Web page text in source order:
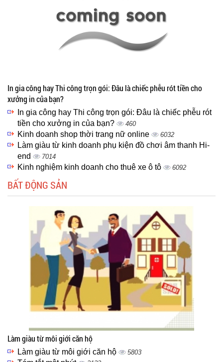
In gia công hay Thi công trọn gói: Đâu là chiếc phễu rót tiền cho
xưởng in của bạn?
In gia công hay Thi công trọn gói: Đâu là chiếc phễu rót
tiền cho xưởng in của bạn?
460
Kinh doanh shop thời trang nữ online 6032
Làm giàu từ kinh doanh phụ kiện đồ chơi âm thanh Hi-
end
7014
Kinh nghiệm kinh doanh cho thuê xe ô tô 6092
BẤT ĐỘNG SẢN
Làm giàu từ môi giới căn hộ
Làm giàu từ môi giới căn hộ 5803